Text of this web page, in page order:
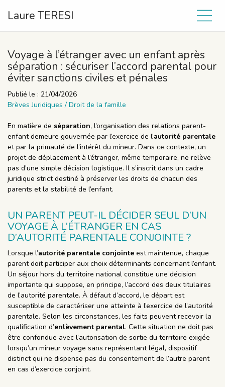
Laure TERESI
Voyage à l’étranger avec un enfant après
séparation : sécuriser l’accord parental pour
éviter sanctions civiles et pénales
Publié le : 21/04/2026
Brèves Juridiques / Droit de la famille
En matière de séparation, l’organisation des relations parent-
enfant demeure gouvernée par l’exercice de l’autorité parentale
et par la primauté de l’intérêt du mineur. Dans ce contexte, un
projet de déplacement à l’étranger, même temporaire, ne relève
pas d’une simple décision logistique. Il s’inscrit dans un cadre
juridique strict destiné à préserver les droits de chacun des
parents et la stabilité de l’enfant.
UN PARENT PEUT-IL DÉCIDER SEUL D’UN
VOYAGE À L’ÉTRANGER EN CAS
D’AUTORITÉ PARENTALE CONJOINTE ?
Lorsque l’autorité parentale conjointe est maintenue, chaque
parent doit participer aux choix déterminants concernant l’enfant.
Un séjour hors du territoire national constitue une décision
importante qui suppose, en principe, l’accord des deux titulaires
de l’autorité parentale. À défaut d’accord, le départ est
susceptible de caractériser une atteinte à l’exercice de l’autorité
parentale. Selon les circonstances, les faits peuvent recevoir la
qualification d’enlèvement parental. Cette situation ne doit pas
être confondue avec l’autorisation de sortie du territoire exigée
lorsqu’un mineur voyage sans représentant légal, dispositif
distinct qui ne dispense pas du consentement de l’autre parent
en cas d’exercice conjoint.